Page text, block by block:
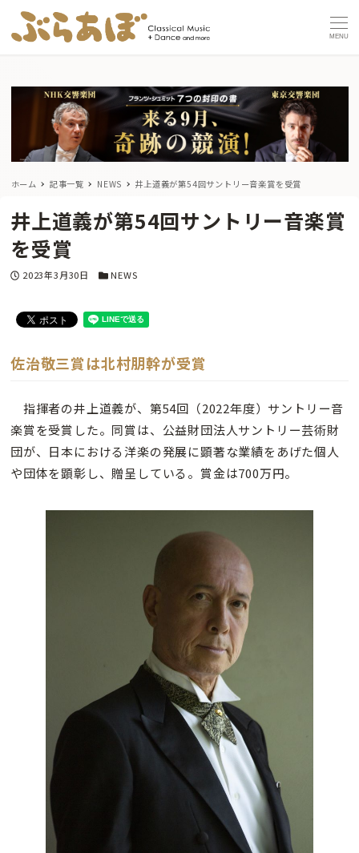
MENU
ホーム 記事一覧 NEWS 井上道義が第54回サントリー音楽賞を受賞
井上道義が第54回サントリー音楽賞
を受賞
投稿日
2023年3月30日 カテゴリー
NEWS
佐治敬三賞は北村朋幹が受賞
指揮者の井上道義が、第54回（2022年度）サントリー音
楽賞を受賞した。同賞は、公益財団法人サントリー芸術財
団が、日本における洋楽の発展に顕著な業績をあげた個人
や団体を顕彰し、贈呈している。賞金は700万円。